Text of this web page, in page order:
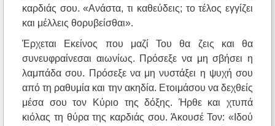
καρδιάς σου. «Ανάστα, τι καθεύδεις; το τέλος εγγίζει
και μέλλεις θορυβείσθαι».
Έρχεται Εκείνος που μαζί Του θα ζεις και θα
συνευφραίνεσαι αιωνίως. Πρόσεξε να μη σβήσει η
λαμπάδα σου. Πρόσεξε να μη νυστάξει η ψυχή σου
από τη ραθυμία και την ακηδία. Ετοιμάσου να δεχθείς
μέσα σου τον Κύριο της δόξης. Ήρθε και χτυπά
κιόλας τη θύρα της καρδιάς σου. Άκουσέ Τον: «Ιδού